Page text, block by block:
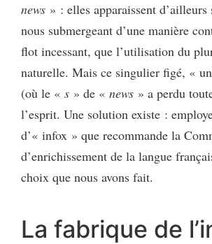
news » : elles apparaissent d’ailleurs
nous submergeant d’une manière
flot incessant, que l’utilisation du
naturelle. Mais ce singulier figé, «
(où le « s » de « news » a perdu
l’esprit. Une solution existe :
d’« infox » que recommande la
d’enrichissement de la langue
choix que nous avons fait.
La fabrique de